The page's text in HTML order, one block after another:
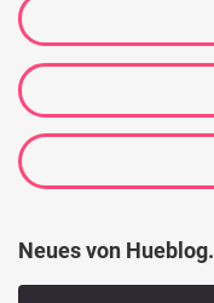
Neues von